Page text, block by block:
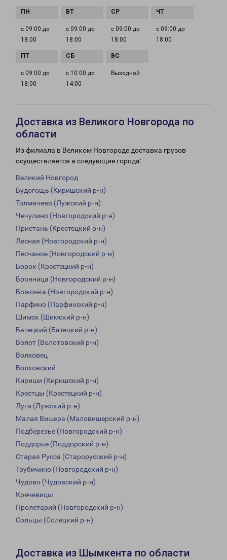
с 09:00 до
18:00
с 09:00 до
18:00
с 09:00 до
18:00
с 09:00 до
18:00
с 09:00 до
18:00
с 10:00 до
14:00
Выходной
Доставка из Великого Новгорода по
области
Из филиала в Великом Новгороде доставка грузов
осуществляется в следующие города:
Великий Новгород
Будогощь (Киришский р-н)
Толмачево (Лужский р-н)
Чечулино (Новгородский р-н)
Пристань (Крестецкий р-н)
Лесная (Новгородский р-н)
Песчаное (Новгородский р-н)
Борок (Крестецкий р-н)
Бронница (Новгородский р-н)
Божонка (Новгородский р-н)
Парфино (Парфинский р-н)
Шимск (Шимский р-н)
Батецкий (Батецкий р-н)
Волот (Волотовский р-н)
Волховец
Волховский
Кириши (Киришский р-н)
Крестцы (Крестецкий р-н)
Луга (Лужский р-н)
Малая Вишера (Маловишерский р-н)
Подберезье (Новгородский р-н)
Поддорье (Поддорский р-н)
Старая Русса (Старорусский р-н)
Трубичино (Новгородский р-н)
Чудово (Чудовский р-н)
Кречевицы
Пролетарий (Новгородский р-н)
Сольцы (Солецкий р-н)
Доставка из Шымкента по области